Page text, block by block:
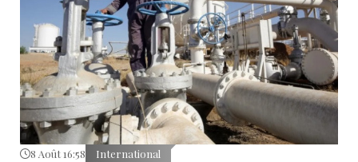
8 Août 16:58 International